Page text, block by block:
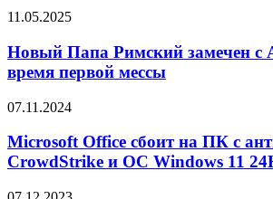
iPhone
Pro
и
Pro
Новый
Римский
замечен
с
Watch
время
первой
11.05.2025
Новый Папа Римский замечен с
время первой мессы
Microsoft
сбоит
на
ПК
07.11.2024
Microsoft Office сбоит на ПК с
CrowdStrike и ОС Windows 11
Представлен